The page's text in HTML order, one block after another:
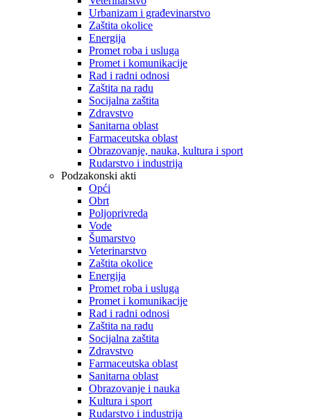
Urbanizam i građevinarstvo
Zaštita okolice
Energija
Promet roba i usluga
Promet i komunikacije
Rad i radni odnosi
Zaštita na radu
Socijalna zaštita
Zdravstvo
Sanitarna oblast
Farmaceutska oblast
Obrazovanje, nauka, kultura i sport
Rudarstvo i industrija
Podzakonski akti
Opći
Obrt
Poljoprivreda
Vode
Šumarstvo
Veterinarstvo
Zaštita okolice
Energija
Promet roba i usluga
Promet i komunikacije
Rad i radni odnosi
Zaštita na radu
Socijalna zaštita
Zdravstvo
Farmaceutska oblast
Sanitarna oblast
Obrazovanje i nauka
Kultura i sport
Rudarstvo i industrija